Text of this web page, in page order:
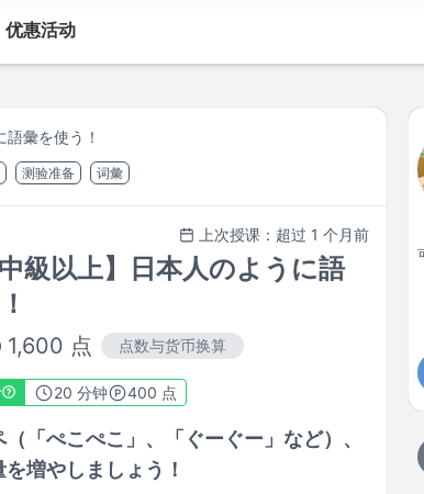
优惠活动
語彙を使う！
测验准备 词彙
上次授课：超过 1 个月前
中級以上】日本人のように語
1,600 点 点数与货币换算
20 分钟 400 点
「ぺこぺこ」、「ぐーぐー」など）、
増やしましょう！